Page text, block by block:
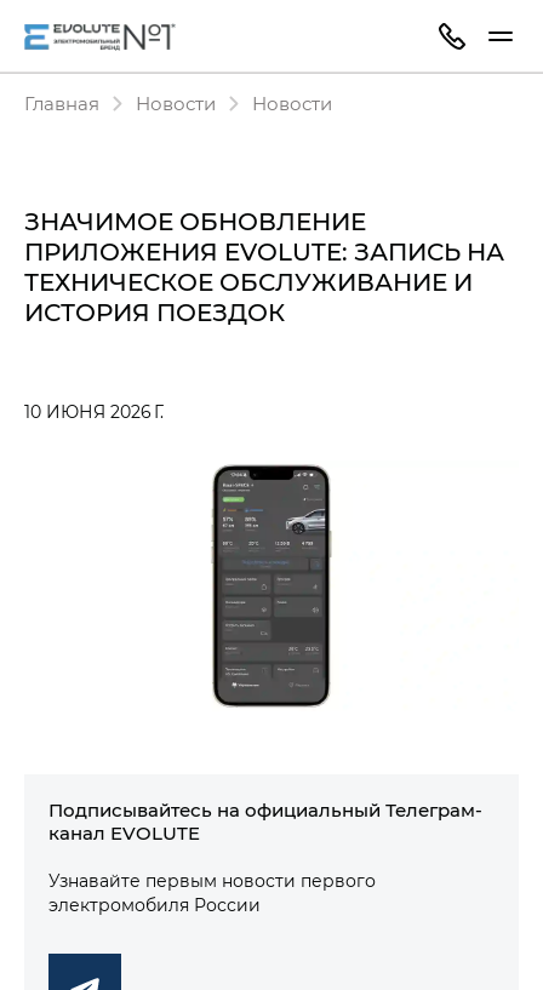
Главная Новости Новости
ЗНАЧИМОЕ ОБНОВЛЕНИЕ
ПРИЛОЖЕНИЯ EVOLUTE: ЗАПИСЬ НА
ТЕХНИЧЕСКОЕ ОБСЛУЖИВАНИЕ И
ИСТОРИЯ ПОЕЗДОК
10 ИЮНЯ 2026 Г.
Подписывайтесь на официальный Телеграм-
канал EVOLUTE
Узнавайте первым новости первого
электромобиля России